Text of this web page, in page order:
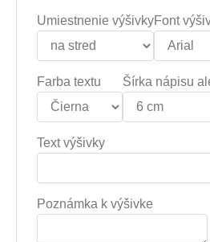
Umiestnenie výšivkyFont
Farba textu Šírka nápisu
Text výšivky
Poznámka k výšivke